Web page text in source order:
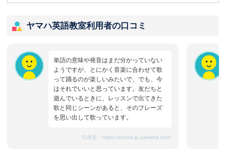
ヤマハ英語教室利用者の口コミ
単語の意味や発音はまだ分かっていない
ようですが、とにかく音楽に合わせて歌
って踊るのが楽しいみたいで、でも、今
はそれでいいと思っています。友だちと
遊んでいるときに、レッスンで出てきた
歌と同じシーンがあると、そのフレーズ
を思い出して歌っています。
引用元： https://school.jp.yamaha.com/